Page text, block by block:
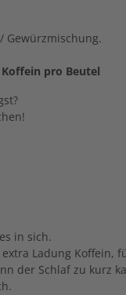
Gewürzmischung.
Koffein pro Beutel
in sich.
Ladung Koffein,
der Schlaf zu kurz